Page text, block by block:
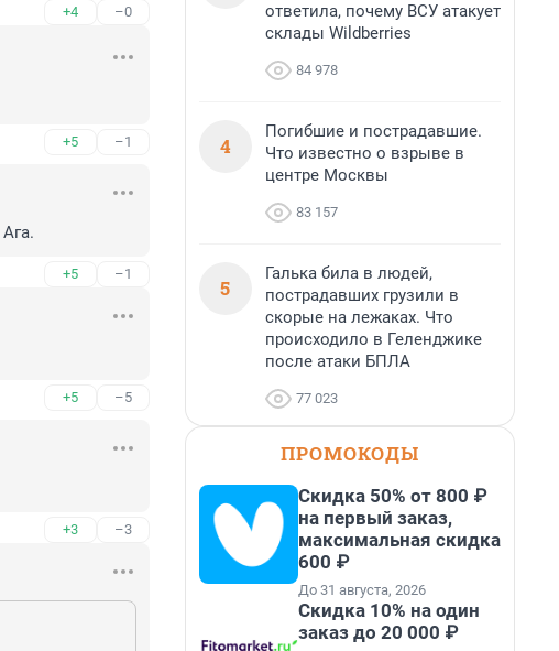
+4 –0
+5 –1
+5 –1
+5 –5
+3 –3
ответила, почему ВСУ атакует
склады Wildberries
84 978
4
Погибшие и пострадавшие.
Что известно о взрыве в
центре Москвы
83 157
5
Галька била в людей,
пострадавших грузили в
скорые на лежаках. Что
происходило в Геленджике
после атаки БПЛА
77 023
ПРОМОКОДЫ
Скидка 50% от 800 ₽
на первый заказ,
максимальная скидка
600 ₽
До 31 августа, 2026
Скидка 10% на один
заказ до 20 000 ₽